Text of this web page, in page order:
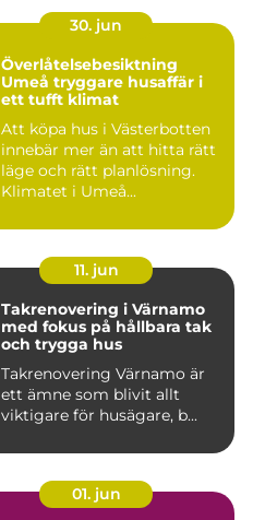
30. jun
Överlåtelsebesiktning
Umeå tryggare husaffär i
ett tufft klimat
Att köpa hus i Västerbotten
innebär mer än att hitta rätt
läge och rätt planlösning.
Klimatet i Umeå...
11. jun
Takrenovering i Värnamo
med fokus på hållbara tak
och trygga hus
Takrenovering Värnamo är
ett ämne som blivit allt
viktigare för husägare, b...
01. jun